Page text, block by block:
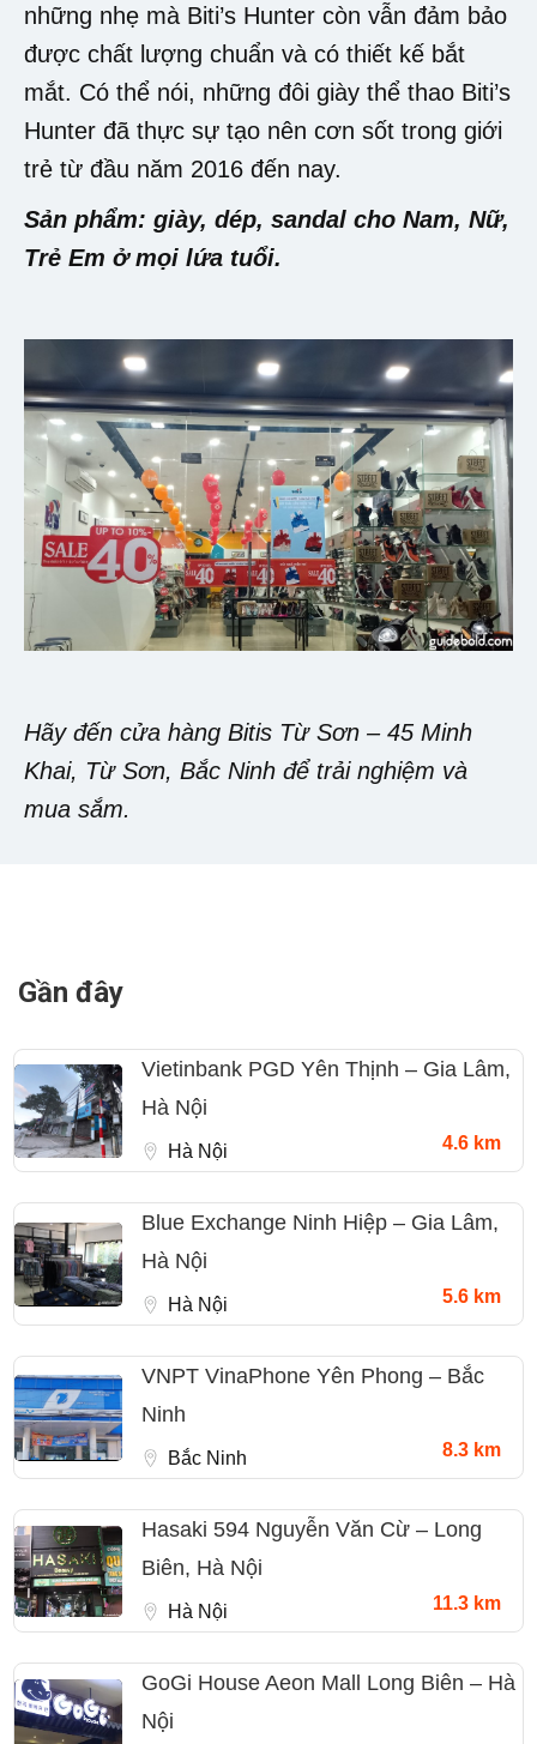
những nhẹ mà Biti’s Hunter còn vẫn đảm bảo
được chất lượng chuẩn và có thiết kế bắt
mắt. Có thể nói, những đôi giày thể thao Biti’s
Hunter đã thực sự tạo nên cơn sốt trong giới
trẻ từ đầu năm 2016 đến nay.
Sản phẩm: giày, dép, sandal cho Nam, Nữ,
Trẻ Em ở mọi lứa tuổi.
Hãy đến cửa hàng Bitis Từ Sơn – 45 Minh
Khai, Từ Sơn, Bắc Ninh để trải nghiệm và
mua sắm.
Gần đây
Vietinbank PGD Yên Thịnh – Gia Lâm,
Hà Nội
Hà Nội 4.6 km
Blue Exchange Ninh Hiệp – Gia Lâm,
Hà Nội
Hà Nội 5.6 km
VNPT VinaPhone Yên Phong – Bắc
Ninh
Bắc Ninh 8.3 km
Hasaki 594 Nguyễn Văn Cừ – Long
Biên, Hà Nội
Hà Nội 11.3 km
GoGi House Aeon Mall Long Biên – Hà
Nội